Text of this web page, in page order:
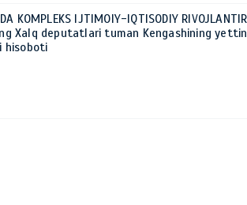
KOMPLEKS IJTIMOIY-IQTISODIY
Xalq deputatlari tuman Kengashining
hisoboti